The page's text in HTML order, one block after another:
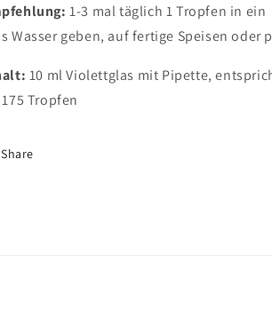
1-3 mal täglich 1 Tropfen in ein
Wasser geben, auf fertige Speisen oder
10 ml Violettglas mit Pipette,
Tropfen
Share